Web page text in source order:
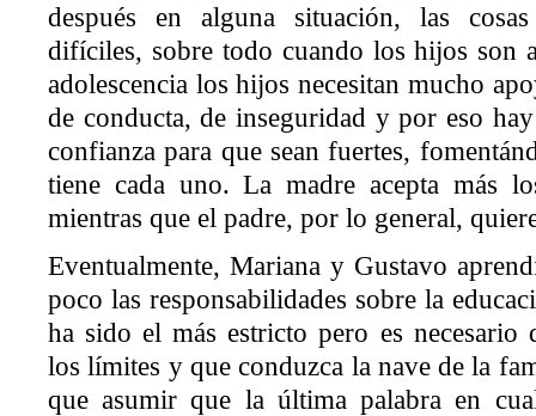
después en alguna situación, las
difíciles, sobre todo cuando los hijos son
adolescencia los hijos necesitan mucho
de conducta, de inseguridad y por eso
confianza para que sean fuertes,
tiene cada uno. La madre acepta más
mientras que el padre, por lo general,
Eventualmente, Mariana y Gustavo
poco las responsabilidades sobre la
ha sido el más estricto pero es necesario
los límites y que conduzca la nave de la
que asumir que la última palabra en